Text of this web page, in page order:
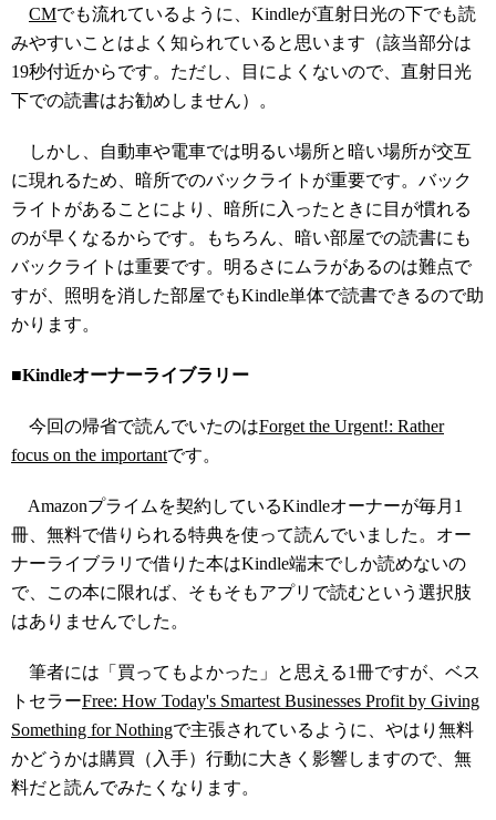
CMでも流れているように、Kindleが直射日光の下でも読
みやすいことはよく知られていると思います（該当部分は
19秒付近からです。ただし、目によくないので、直射日光
下での読書はお勧めしません）。
しかし、自動車や電車では明るい場所と暗い場所が交互
に現れるため、暗所でのバックライトが重要です。バック
ライトがあることにより、暗所に入ったときに目が慣れる
のが早くなるからです。もちろん、暗い部屋での読書にも
バックライトは重要です。明るさにムラがあるのは難点で
すが、照明を消した部屋でもKindle単体で読書できるので助
かります。
■Kindleオーナーライブラリー
今回の帰省で読んでいたのはForget the Urgent!: Rather
focus on the importantです。
Amazonプライムを契約しているKindleオーナーが毎月1
冊、無料で借りられる特典を使って読んでいました。オー
ナーライブラリで借りた本はKindle端末でしか読めないの
で、この本に限れば、そもそもアプリで読むという選択肢
はありませんでした。
筆者には「買ってもよかった」と思える1冊ですが、ベス
トセラーFree: How Today's Smartest Businesses Profit by Giving
Something for Nothingで主張されているように、やはり無料
かどうかは購買（入手）行動に大きく影響しますので、無
料だと読んでみたくなります。